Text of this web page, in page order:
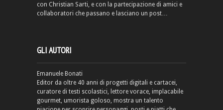
con Christian Sarti, e con la partecipazione di amici e
collaboratori che passano e lasciano un post…
GLI AUTORI
Emanuele Bonati
Editor da oltre 40 anni di progetti digitali e cartacei,
curatore di testi scolastici, lettore vorace, implacabile
gourmet, umorista goloso, mostra un talento